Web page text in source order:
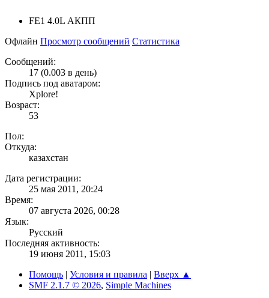
FE1 4.0L АКПП
Офлайн Просмотр сообщений Статистика
Сообщений:
17 (0.003 в день)
Подпись под аватаром:
Xplore!
Возраст:
53
Пол:
Откуда:
казахстан
Дата регистрации:
25 мая 2011, 20:24
Время:
07 августа 2026, 00:28
Язык:
Русский
Последняя активность:
19 июня 2011, 15:03
Помощь | Условия и правила | Вверх ▲
SMF 2.1.7 © 2026, Simple Machines